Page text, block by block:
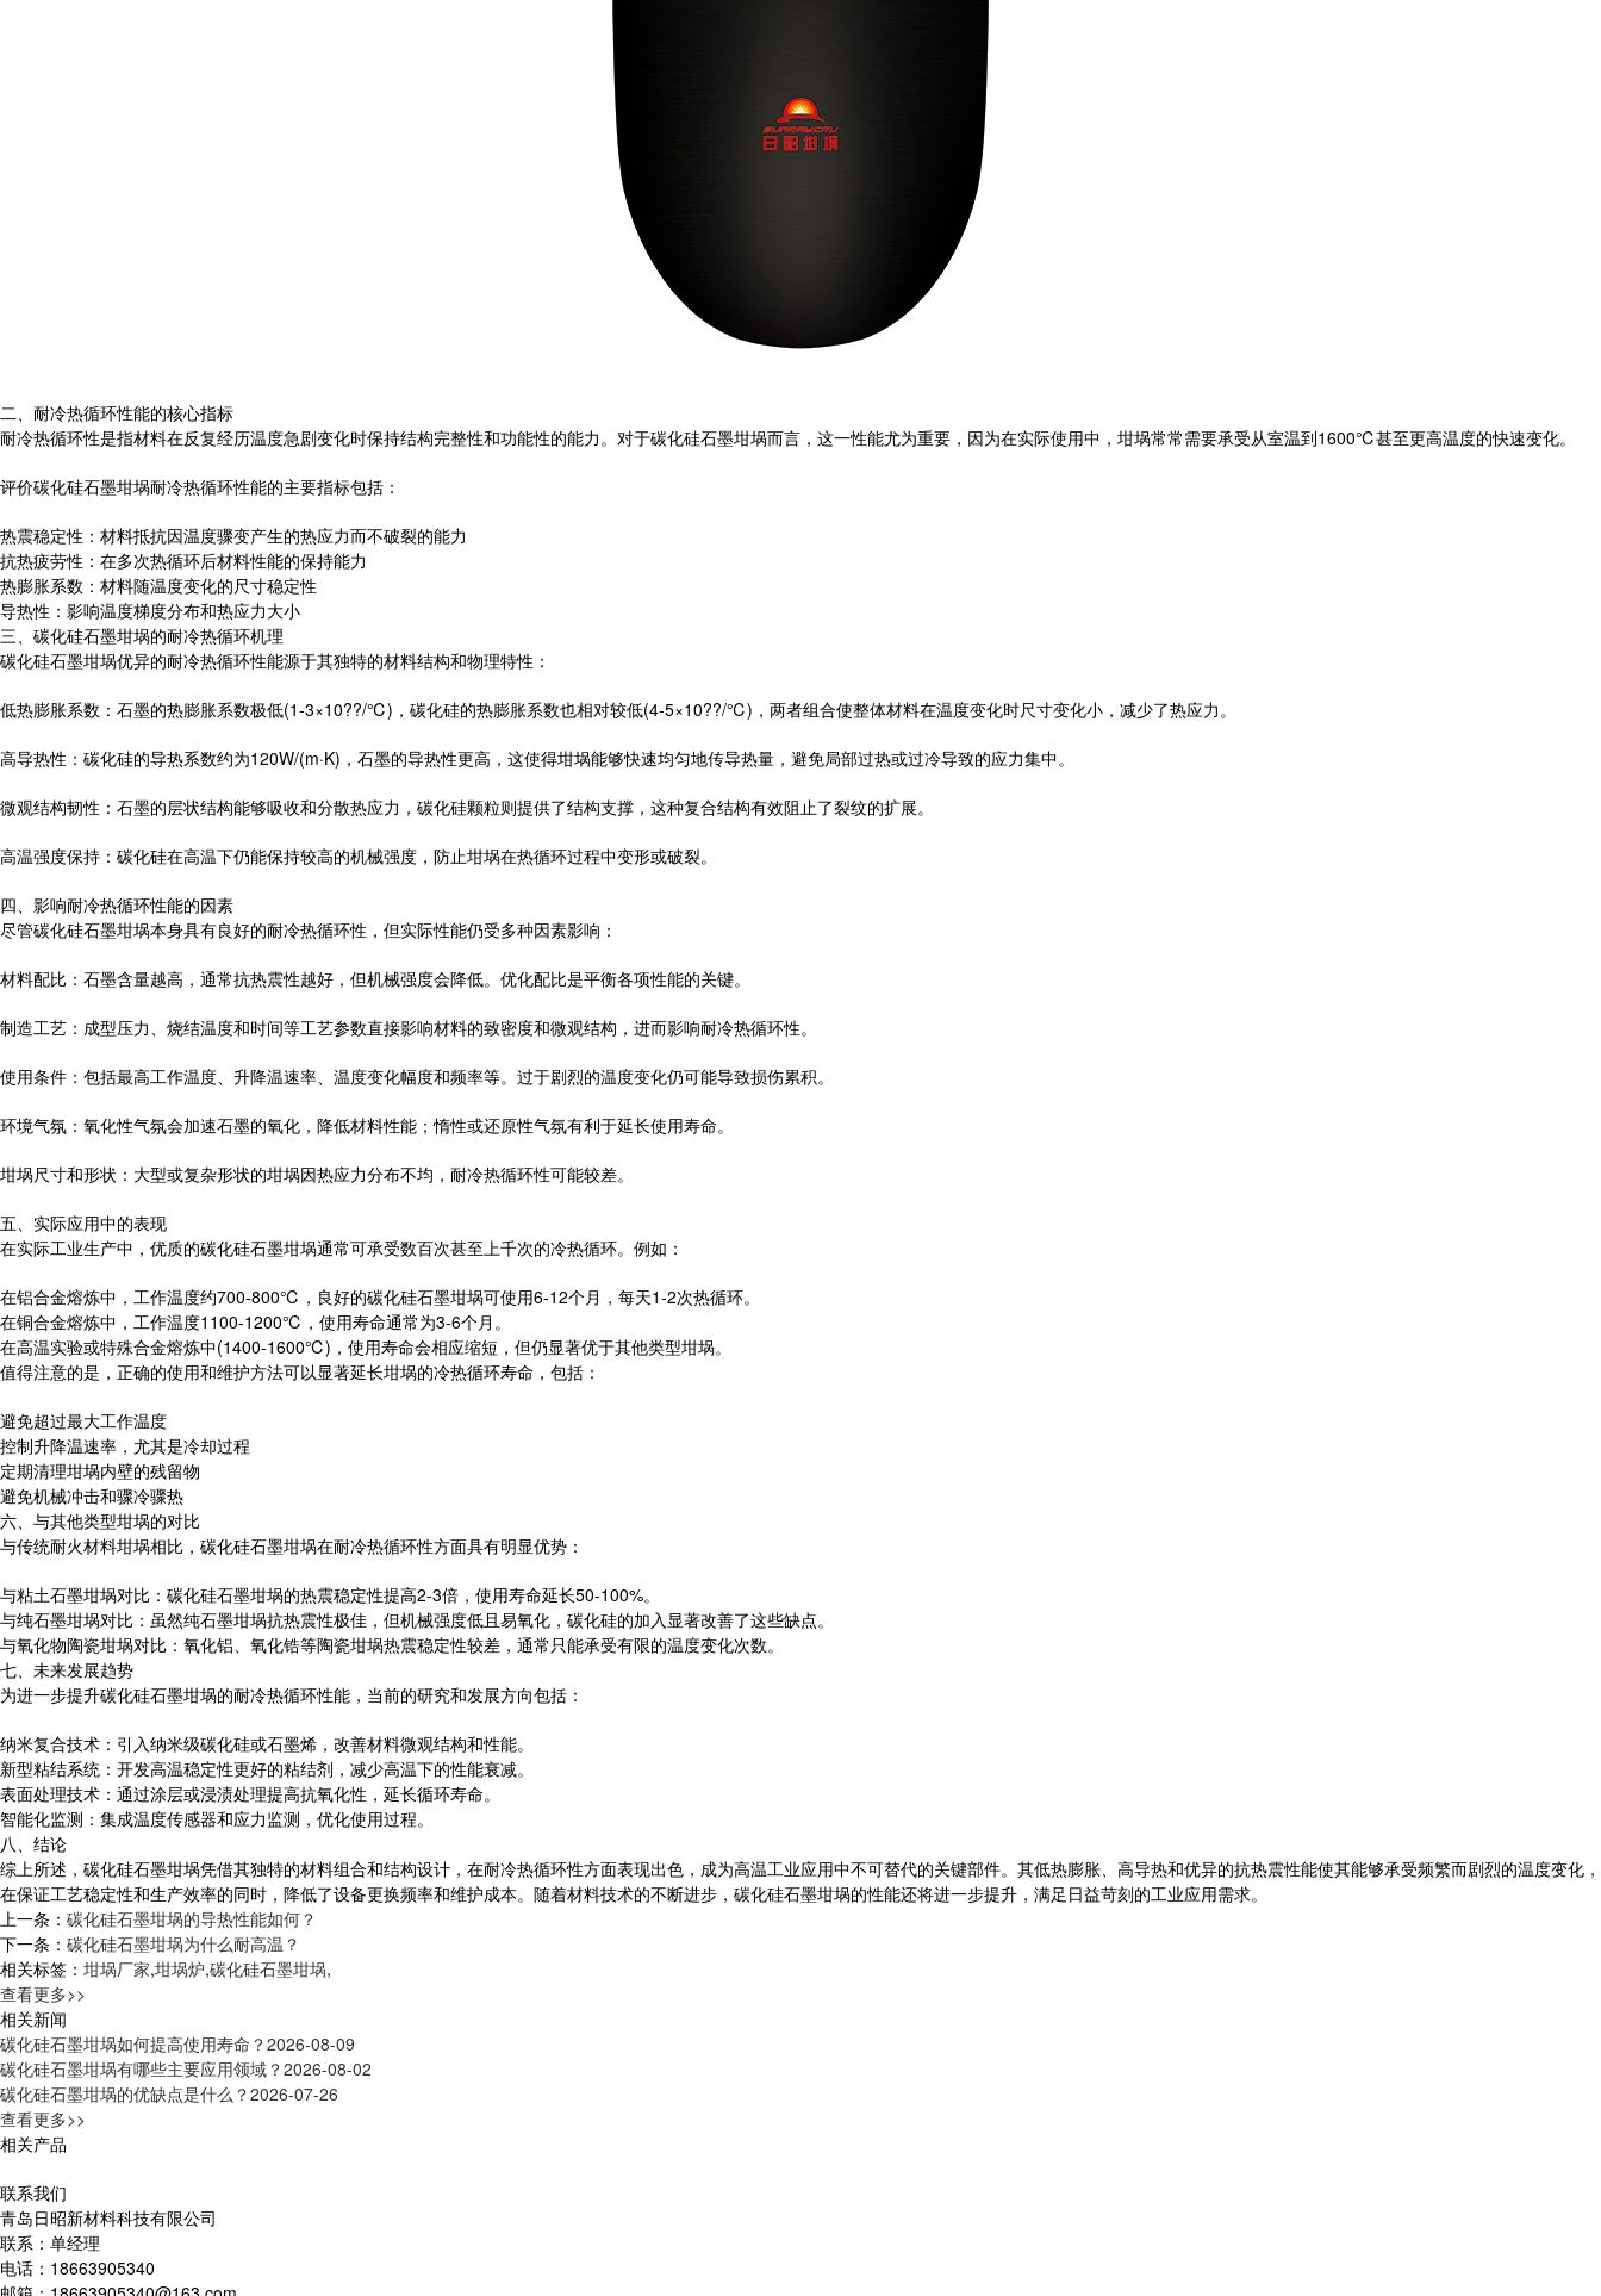
二、耐冷热循环性能的核心指标
耐冷热循环性是指材料在反复经历温度急剧变化时保持结构完整性和功能性的能力。对于碳化硅石墨坩埚而言，这一性能尤为重要，因为在实际使用中，坩埚常常需要承受从室温到1600℃甚至更高温度的快速变化。
评价碳化硅石墨坩埚耐冷热循环性能的主要指标包括：
热震稳定性：材料抵抗因温度骤变产生的热应力而不破裂的能力
抗热疲劳性：在多次热循环后材料性能的保持能力
热膨胀系数：材料随温度变化的尺寸稳定性
导热性：影响温度梯度分布和热应力大小
三、碳化硅石墨坩埚的耐冷热循环机理
碳化硅石墨坩埚优异的耐冷热循环性能源于其独特的材料结构和物理特性：
低热膨胀系数：石墨的热膨胀系数极低(1-3×10??/℃)，碳化硅的热膨胀系数也相对较低(4-5×10??/℃)，两者组合使整体材料在温度变化时尺寸变化小，减少了热应力。
高导热性：碳化硅的导热系数约为120W/(m·K)，石墨的导热性更高，这使得坩埚能够快速均匀地传导热量，避免局部过热或过冷导致的应力集中。
微观结构韧性：石墨的层状结构能够吸收和分散热应力，碳化硅颗粒则提供了结构支撑，这种复合结构有效阻止了裂纹的扩展。
高温强度保持：碳化硅在高温下仍能保持较高的机械强度，防止坩埚在热循环过程中变形或破裂。
四、影响耐冷热循环性能的因素
尽管碳化硅石墨坩埚本身具有良好的耐冷热循环性，但实际性能仍受多种因素影响：
材料配比：石墨含量越高，通常抗热震性越好，但机械强度会降低。优化配比是平衡各项性能的关键。
制造工艺：成型压力、烧结温度和时间等工艺参数直接影响材料的致密度和微观结构，进而影响耐冷热循环性。
使用条件：包括最高工作温度、升降温速率、温度变化幅度和频率等。过于剧烈的温度变化仍可能导致损伤累积。
环境气氛：氧化性气氛会加速石墨的氧化，降低材料性能；惰性或还原性气氛有利于延长使用寿命。
坩埚尺寸和形状：大型或复杂形状的坩埚因热应力分布不均，耐冷热循环性可能较差。
五、实际应用中的表现
在实际工业生产中，优质的碳化硅石墨坩埚通常可承受数百次甚至上千次的冷热循环。例如：
在铝合金熔炼中，工作温度约700-800℃，良好的碳化硅石墨坩埚可使用6-12个月，每天1-2次热循环。
在铜合金熔炼中，工作温度1100-1200℃，使用寿命通常为3-6个月。
在高温实验或特殊合金熔炼中(1400-1600℃)，使用寿命会相应缩短，但仍显著优于其他类型坩埚。
值得注意的是，正确的使用和维护方法可以显著延长坩埚的冷热循环寿命，包括：
避免超过最大工作温度
控制升降温速率，尤其是冷却过程
定期清理坩埚内壁的残留物
避免机械冲击和骤冷骤热
六、与其他类型坩埚的对比
与传统耐火材料坩埚相比，碳化硅石墨坩埚在耐冷热循环性方面具有明显优势：
与粘土石墨坩埚对比：碳化硅石墨坩埚的热震稳定性提高2-3倍，使用寿命延长50-100%。
与纯石墨坩埚对比：虽然纯石墨坩埚抗热震性极佳，但机械强度低且易氧化，碳化硅的加入显著改善了这些缺点。
与氧化物陶瓷坩埚对比：氧化铝、氧化锆等陶瓷坩埚热震稳定性较差，通常只能承受有限的温度变化次数。
七、未来发展趋势
为进一步提升碳化硅石墨坩埚的耐冷热循环性能，当前的研究和发展方向包括：
纳米复合技术：引入纳米级碳化硅或石墨烯，改善材料微观结构和性能。
新型粘结系统：开发高温稳定性更好的粘结剂，减少高温下的性能衰减。
表面处理技术：通过涂层或浸渍处理提高抗氧化性，延长循环寿命。
智能化监测：集成温度传感器和应力监测，优化使用过程。
八、结论
综上所述，碳化硅石墨坩埚凭借其独特的材料组合和结构设计，在耐冷热循环性方面表现出色，成为高温工业应用中不可替代的关键部件。其低热膨胀、高导热和优异的抗热震性能使其能够承受频繁而剧烈的温度变化，
在保证工艺稳定性和生产效率的同时，降低了设备更换频率和维护成本。随着材料技术的不断进步，碳化硅石墨坩埚的性能还将进一步提升，满足日益苛刻的工业应用需求。
上一条： 碳化硅石墨坩埚的导热性能如何？
下一条： 碳化硅石墨坩埚为什么耐高温？
相关标签： 坩埚厂家,坩埚炉,碳化硅石墨坩埚,
查看更多>>
相关新闻
碳化硅石墨坩埚如何提高使用寿命？2026-08-09
碳化硅石墨坩埚有哪些主要应用领域？2026-08-02
碳化硅石墨坩埚的优缺点是什么？2026-07-26
查看更多>>
相关产品
联系我们
青岛日昭新材料科技有限公司
联系：单经理
电话：18663905340